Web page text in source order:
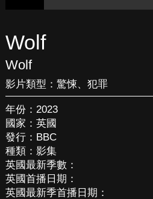
Wolf
Wolf
影片類型： 驚悚、 犯罪
年份：2023
國家：英國
發行：BBC
種類：影集
英國最新季數：
英國首播日期：
英國最新季首播日期：